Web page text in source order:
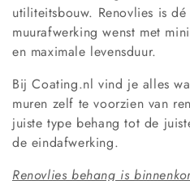
i
e
:
utiliteitsbouw. Renovlies is
muurafwerking wenst met
en maximale levensduur.
Bij Coating.nl vind je alles
muren zelf te voorzien van
juiste type behang tot de
de eindafwerking.
Renovlies behang is